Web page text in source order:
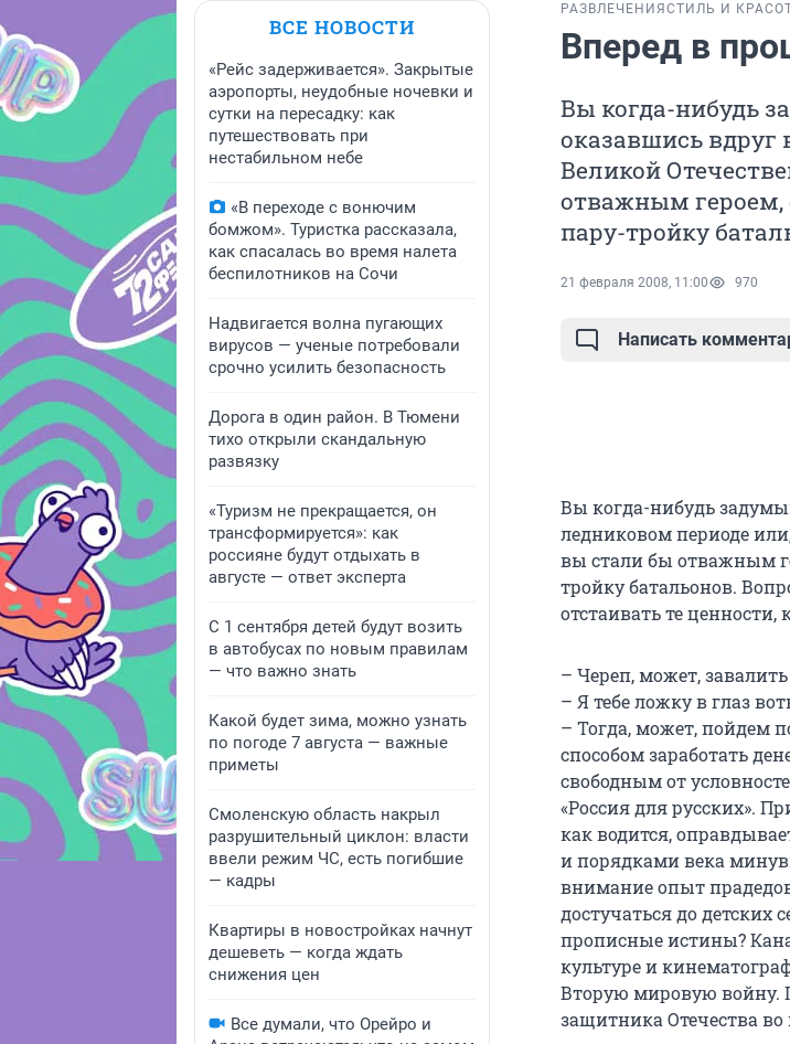
ВСЕ НОВОСТИ
«Рейс задерживается». Закрытые
аэропорты, неудобные ночевки и
сутки на пересадку: как
путешествовать при
нестабильном небе
«В переходе с вонючим
бомжом». Туристка рассказала,
как спасалась во время налета
беспилотников на Сочи
Надвигается волна пугающих
вирусов — ученые потребовали
срочно усилить безопасность
Дорога в один район. В Тюмени
тихо открыли скандальную
развязку
«Туризм не прекращается, он
трансформируется»: как
россияне будут отдыхать в
августе — ответ эксперта
С 1 сентября детей будут возить
в автобусах по новым правилам
— что важно знать
Какой будет зима, можно узнать
по погоде 7 августа — важные
приметы
Смоленскую область накрыл
разрушительный циклон: власти
ввели режим ЧС, есть погибшие
— кадры
Квартиры в новостройках начнут
дешеветь — когда ждать
снижения цен
Все думали, что Орейро и
РАЗВЛЕЧЕНИЯ СТИЛЬ И
Вперед в
Вы когда-нибудь
оказавшись вдруг
Великой
отважным героем,
пару-тройку
21 февраля 2008, 11:00 970
Написать
Вы когда-нибудь
ледниковом периоде
вы стали бы отважным
тройку батальонов.
отстаивать те ценности,
– Череп, может,
– Я тебе ложку в глаз
– Тогда, может, пойдем
способом заработать
свободным от
«Россия для русских».
как водится,
и порядками века
внимание опыт
достучаться до детских
прописные истины?
культуре и
Вторую мировую войну.
защитника Отечества